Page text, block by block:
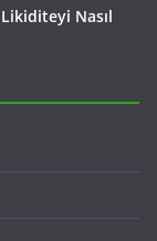
Likiditeyi Nasıl